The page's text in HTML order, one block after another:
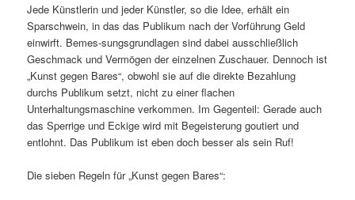
Jede Künstlerin und jeder Künstler, so die Idee, erhält ein
Sparschwein, in das das Publikum nach der Vorführung Geld
einwirft. Bemes-sungsgrundlagen sind dabei ausschließlich
Geschmack und Vermögen der einzelnen Zuschauer. Dennoch ist
„Kunst gegen Bares“, obwohl sie auf die direkte Bezahlung
durchs Publikum setzt, nicht zu einer flachen
Unterhaltungsmaschine verkommen. Im Gegenteil: Gerade auch
das Sperrige und Eckige wird mit Begeisterung goutiert und
entlohnt. Das Publikum ist eben doch besser als sein Ruf!
Die sieben Regeln für „Kunst gegen Bares“: